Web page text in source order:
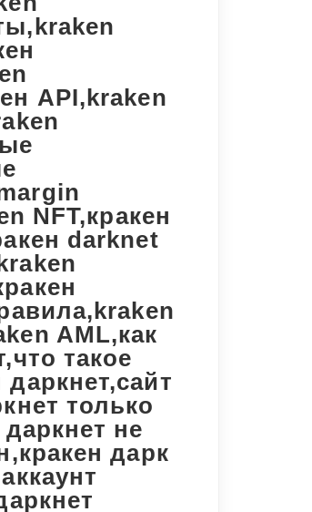
API,kraken
NFT,кракен
darknet
AML,как
такое
только
не
дарк